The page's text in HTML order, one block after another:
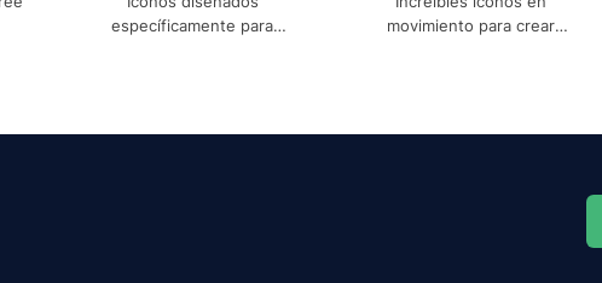
específicamente para
movimiento para crear